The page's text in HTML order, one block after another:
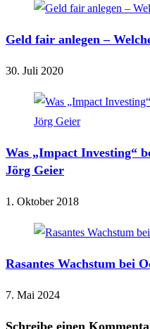
Geld fair anlegen –
30. Juli 2020
Was „Impact Investing“
Jörg Geier
1. Oktober 2018
Rasantes Wachstum bei
7. Mai 2024